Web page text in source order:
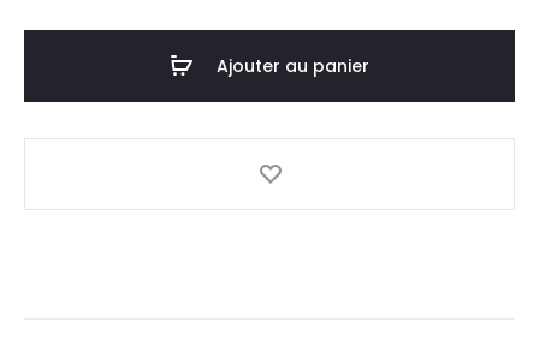
était :
165,5
DT.
est :
DT.
Ajouter au panier